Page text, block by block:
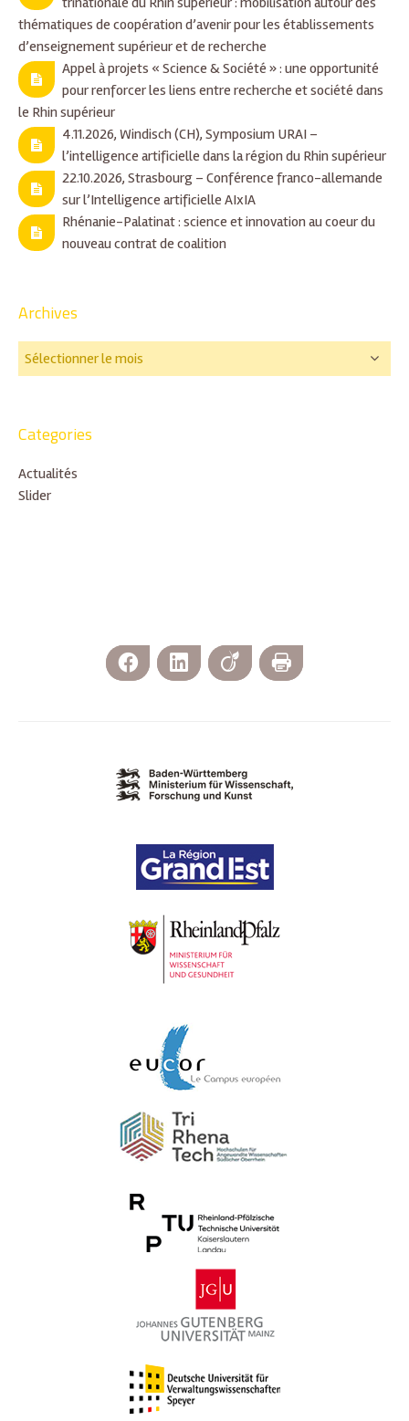
thématiques de coopération d’avenir pour les établissements
d’enseignement supérieur et de recherche
Appel à projets « Science & Société » : une opportunité
pour renforcer les liens entre recherche et société dans
le Rhin supérieur
4.11.2026, Windisch (CH), Symposium URAI –
l’intelligence artificielle dans la région du Rhin supérieur
22.10.2026, Strasbourg – Conférence franco-allemande
sur l’Intelligence artificielle AIxIA
Rhénanie-Palatinat : science et innovation au coeur du
nouveau contrat de coalition
Archives
Categories
Actualités
Slider
Facebook LinkedIn Viadeo